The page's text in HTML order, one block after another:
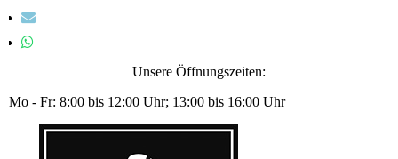
Unsere Öffnungszeiten:
Mo - Fr: 8:00 bis 12:00 Uhr; 13:00 bis 16:00 Uhr